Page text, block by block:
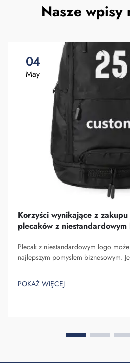
Nasze wpisy
04
May
Korzyści wynikające z
plecaków z
Plecak z niestandardowym logo
najlepszym pomysłem biznesowym.
Saipulang Trading to firma, która
takich plecaków w celu budowania
POKAŻ WIĘCEJ